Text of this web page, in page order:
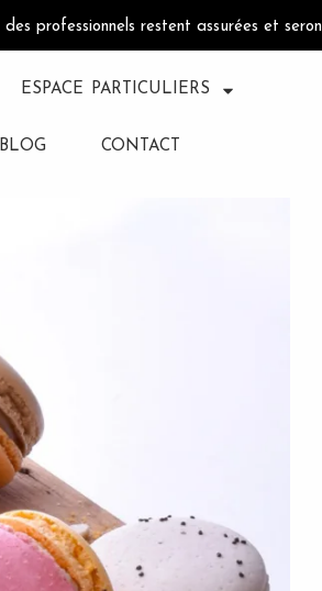
professionnels restent assurées et
ESPACE PARTICULIERS
BLOG CONTACT